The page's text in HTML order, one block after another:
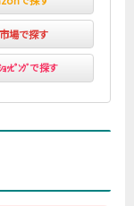
場で探す
ｯﾋﾟﾝｸﾞで探す